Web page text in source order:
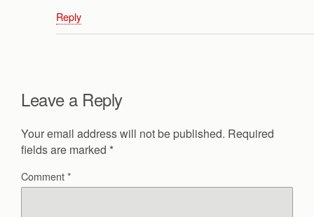
Reply
Leave a Reply
Your email address will not be published. Required
fields are marked *
Comment*